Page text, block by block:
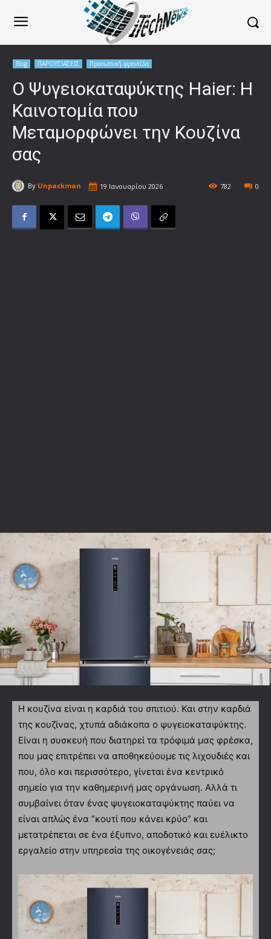
Blog ΠΑΡΟΥΣΙΑΣΕΙΣ Προσωπική φροντίδα
Ο Ψυγειοκαταψύκτης Haier: Η
Καινοτομία που
Μεταμορφώνει την Κουζίνα
σας
By Unpackman 19 Ιανουαρίου 2026 0
782
Η κουζίνα είναι η καρδιά του σπιτιού. Και στην καρδιά
της κουζίνας, χτυπά αδιάκοπα ο ψυγειοκαταψύκτης.
Είναι η συσκευή που διατηρεί τα τρόφιμά μας φρέσκα,
που μας επιτρέπει να αποθηκεύουμε τις λιχουδιές και
που, όλο και περισσότερο, γίνεται ένα κεντρικό
σημείο για την καθημερινή μας οργάνωση. Αλλά τι
συμβαίνει όταν ένας ψυγειοκαταψύκτης παύει να
είναι απλώς ένα “κουτί που κάνει κρύο” και
μετατρέπεται σε ένα έξυπνο, αποδοτικό και ευέλικτο
εργαλείο στην υπηρεσία της οικογένειάς σας;